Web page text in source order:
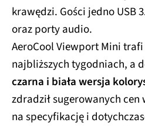
krawędzi. Gości jedno USB
oraz porty audio.
AeroCool Viewport Mini
najbliższych tygodniach, a
czarna i biała wersja
zdradził sugerowanych cen
na specyfikację i